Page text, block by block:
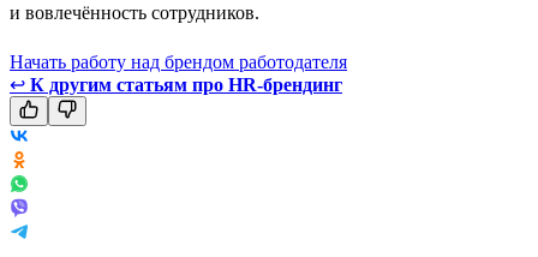
и вовлечённость сотрудников.
Начать работу над брендом работодателя
↩ К другим статьям про HR-брендинг